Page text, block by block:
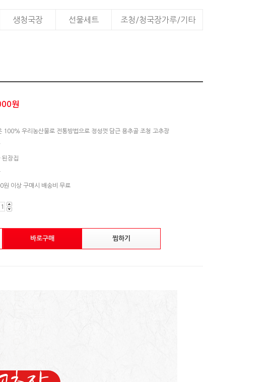
생청국장 선물세트 조청/청국장가루/기타
원
100% 우리농산물로 전통방법으로 정성껏 담근 용추골 조청 고추장
된장집
원 이상 구매시 배송비 무료
바로구매 찜하기